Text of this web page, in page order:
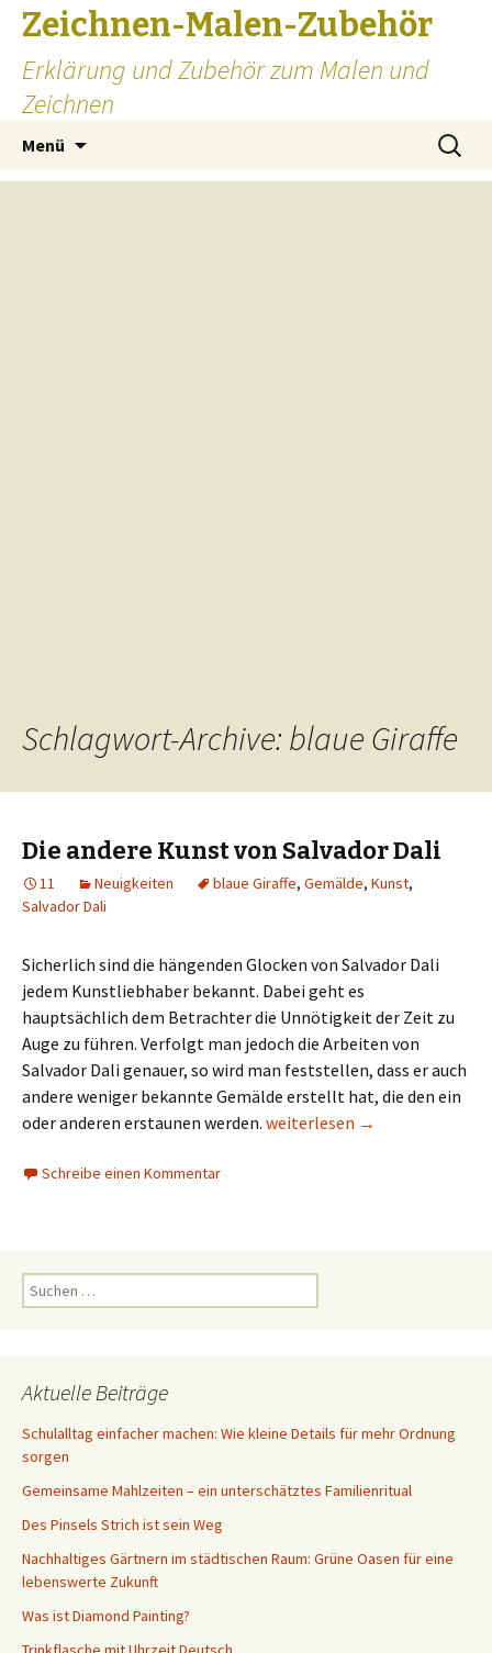
Zeichnen-Malen-Zubehör
Erklärung und Zubehör zum Malen und
Zeichnen
Menü
springen
Suchen
nach:
Schlagwort-Archive: blaue Giraffe
Die andere Kunst von Salvador Dali
11 Neuigkeiten blaue Giraffe, Gemälde, Kunst,
Salvador Dali
Sicherlich sind die hängenden Glocken von Salvador Dali
jedem Kunstliebhaber bekannt. Dabei geht es
hauptsächlich dem Betrachter die Unnötigkeit der Zeit zu
Auge zu führen. Verfolgt man jedoch die Arbeiten von
Salvador Dali genauer, so wird man feststellen, dass er auch
andere weniger bekannte Gemälde erstellt hat, die den ein
oder anderen erstaunen werden. Die andere Kunst von
weiterlesen →
Schreibe einen Kommentar
Suchen
nach:
Aktuelle Beiträge
Schulalltag einfacher machen: Wie kleine Details für mehr Ordnung
sorgen
Gemeinsame Mahlzeiten – ein unterschätztes Familienritual
Des Pinsels Strich ist sein Weg
Nachhaltiges Gärtnern im städtischen Raum: Grüne Oasen für eine
lebenswerte Zukunft
Was ist Diamond Painting?